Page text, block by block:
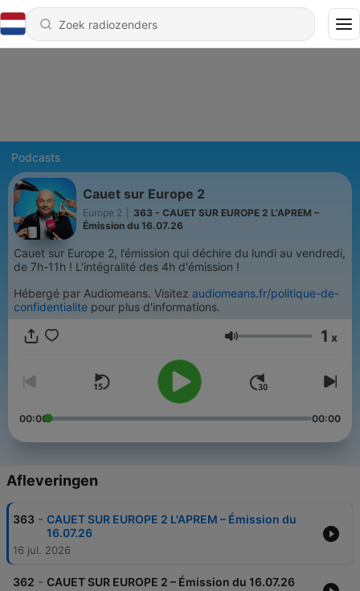
Podcasts
Cauet sur Europe 2
Europe 2
363 - CAUET SUR EUROPE 2 L'APREM –
Émission du 16.07.26
Cauet sur Europe 2, l’émission qui déchire du lundi au vendredi,
de 7h-11h ! L'intégralité des 4h d'émission !
Hébergé par Audiomeans. Visitez audiomeans.fr/politique-de-
confidentialite pour plus d'informations.
Volume 1 x
00:00 00:00
Afleveringen
363 - CAUET SUR EUROPE 2 L'APREM – Émission du
16.07.26
16 jul. 2026
362 - CAUET SUR EUROPE 2 – Émission du 16.07.26